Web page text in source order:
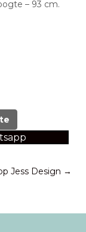
– 93 cm.
Jess Design →